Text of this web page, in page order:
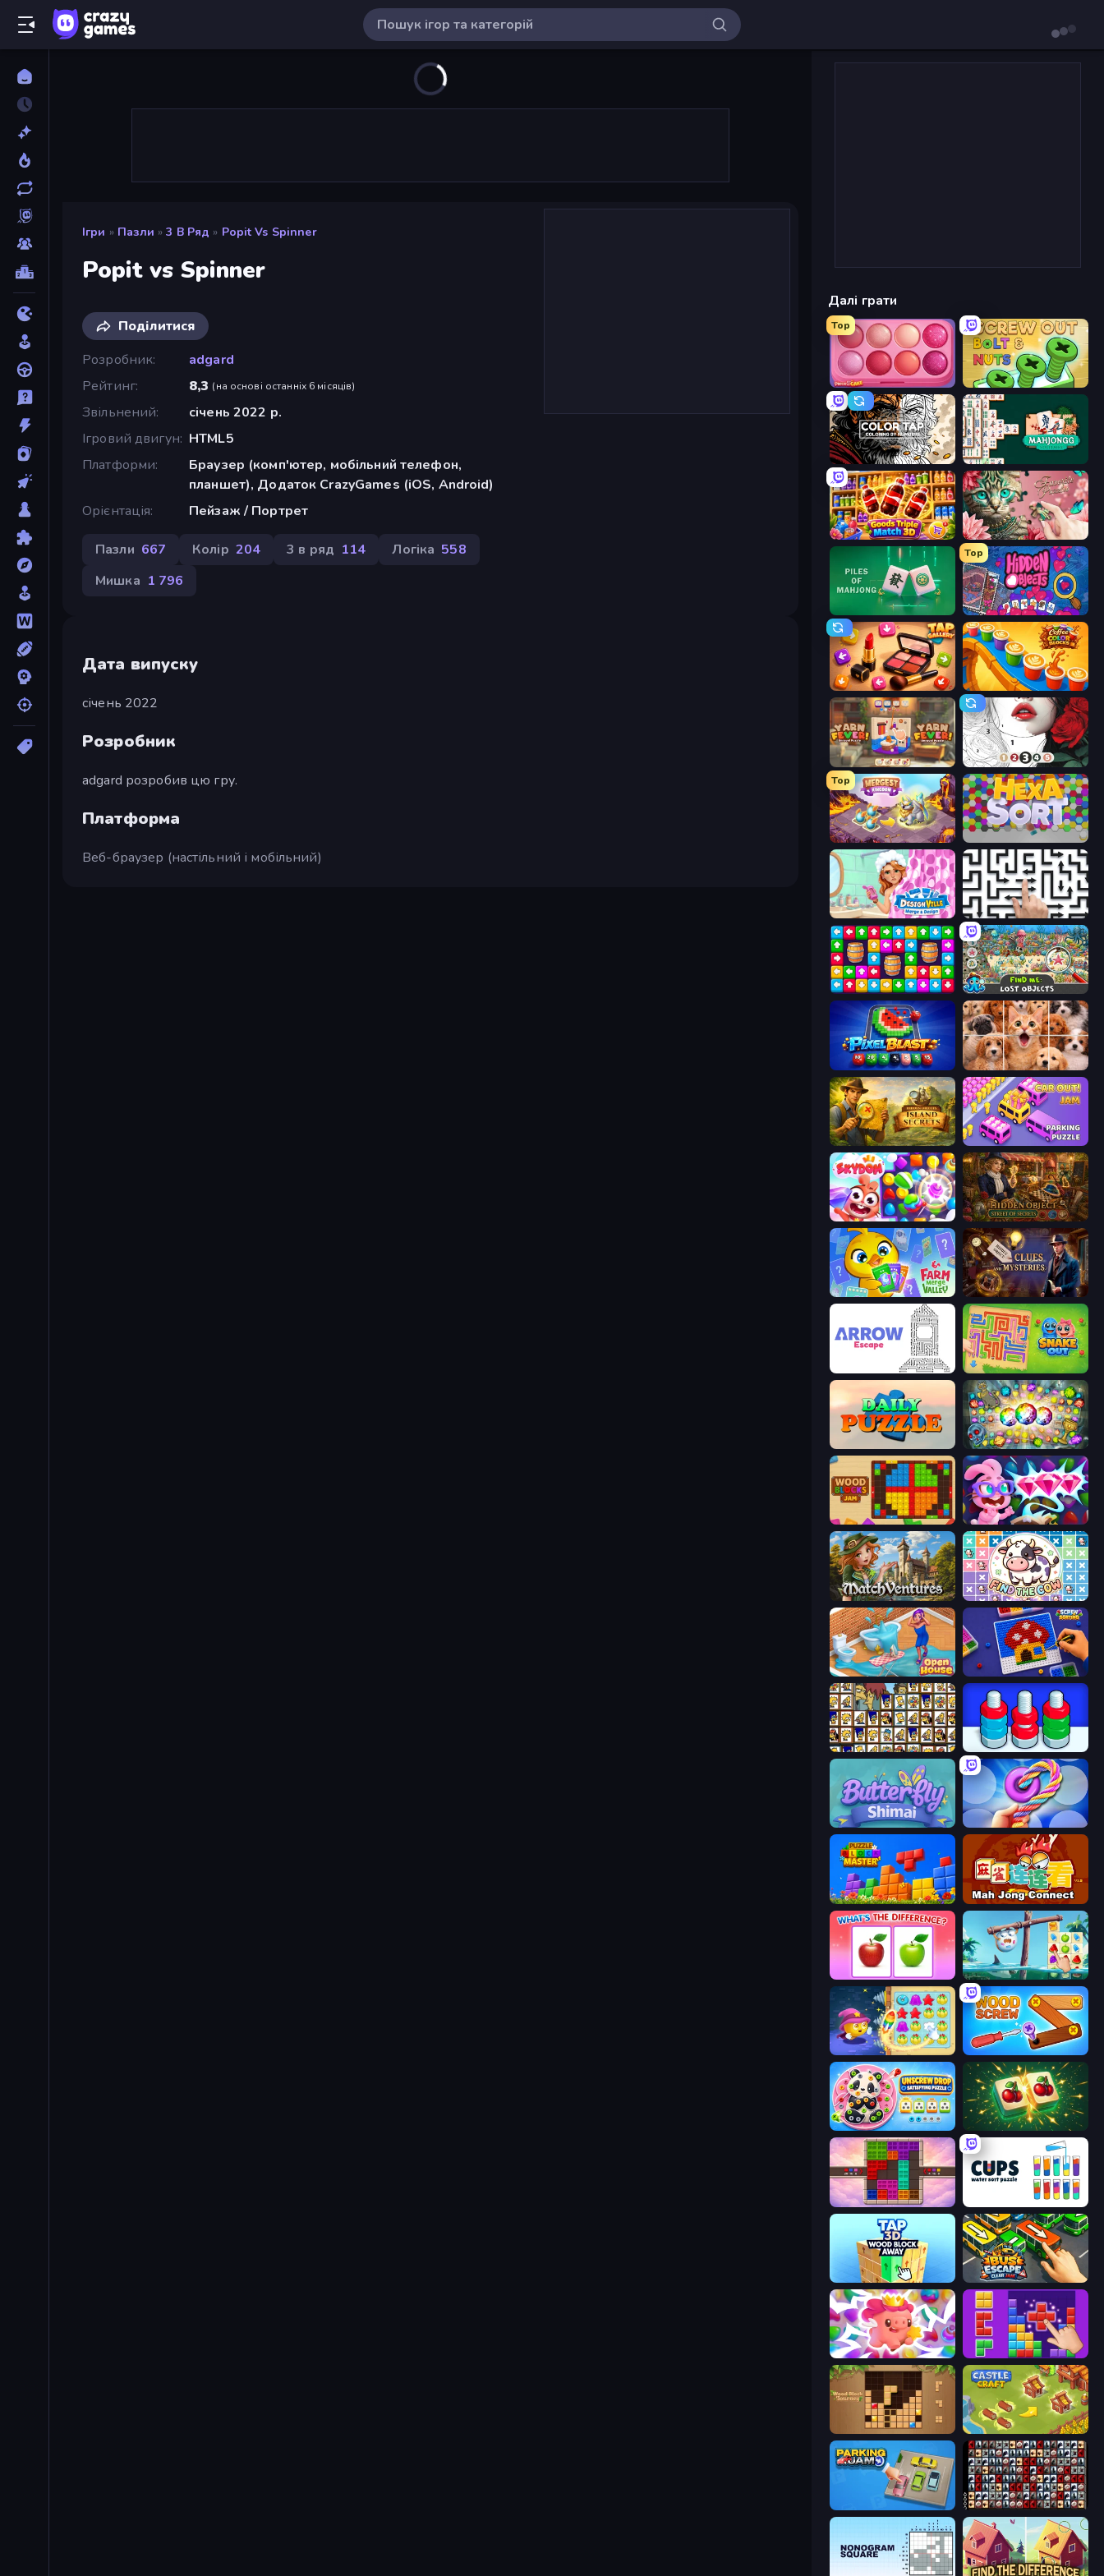
Ігри » Пазли » 3 В Ряд » Popit Vs Spinner
Popit vs Spinner
Поділитися
Розробник
adgard
Рейтинг
8,3 (на основі останніх 6 місяців)
Звільнений
січень 2022 р.
Ігровий двигун HTML5
Платформи
Браузер (комп'ютер, мобільний телефон,
планшет), Додаток CrazyGames (iOS, Android)
Орієнтація
Пейзаж / Портрет
Пазли 667 Колір 204 3 в ряд 114 Логіка 558
Мишка 1 796
Дата випуску
січень 2022
Розробник
adgard розробив цю гру.
Платформа
Веб-браузер (настільний і мобільний)
Далі грати
Top
Piece of Cake: Merge and Bake Screw Out: Bolts and Nuts
Color Tap: Coloring by Numbers Mahjongg Solitaire
Goods Triple Match 3D Favorite Puzzles
Piles of Mahjong
Top
Hidden Objects
Tap Gallery Coffee Color Blocks
Yarn Fever! Unravel Puzzle Numicolor
Top
Mergest Kingdom
Designville: Merge & Design Arrow Escape: Puzzle
Tap Away Story Find Me: Lost Objects
Pixel Blast Jigpic Solitaire
Hidden Objects: Island Secrets Car OUT! Jam Parking Puzzle
Skydom Hidden Object: Street Of Secrets
Farm Merge Valley Hidden Object: Clues and Mysteries
Arrow Escape Snake Out: Maze Escape
Forgotten Treasure 2
Wood Blocks Jam Skydom: Reforged
MatchVentures Find The Cow
Open House Screw Sorting
Tiles of the Simpsons
Butterfly Shimai Twisted Tangle
Puzzle Block Master Mahjong Connect (Legacy)
What's The Difference? Sugar Heroes
Candy Riddles Wood Screw: Bolts Puzzle
Unscrew Drop: Satisfying Puzzle Mahjong Puzzle: Tile Match
Color Cube Puzzle Cups - Water Sort Puzzle
Bus Escape: Clear Jam
Match Arena BlockBuster Puzzle
Wood Block Journey Castle Craft
War Mahjong